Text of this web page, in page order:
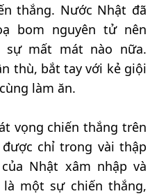
thắng. Nước Nhật đã
bom nguyên tử nên
sự mất mát nào nữa.
thù, bắt tay với kẻ giội
làm ăn.
vọng chiến thắng trên
chỉ trong vài thập
Nhật xâm nhập và
một sự chiến thắng,